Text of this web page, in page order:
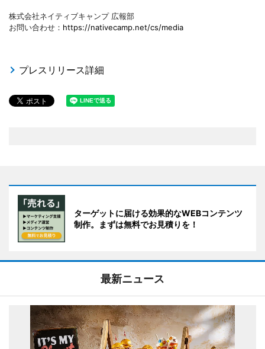
株式会社ネイティブキャンプ 広報部
お問い合わせ： https://nativecamp.net/cs/media
プレスリリース詳細
ターゲットに届ける効果的なWEBコンテンツ
制作。まずは無料でお見積りを！
最新ニュース